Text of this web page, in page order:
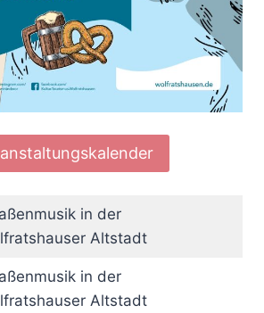
in der
Altstadt
in der
Altstadt